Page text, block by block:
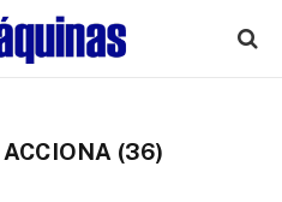
ACCIONA (36)